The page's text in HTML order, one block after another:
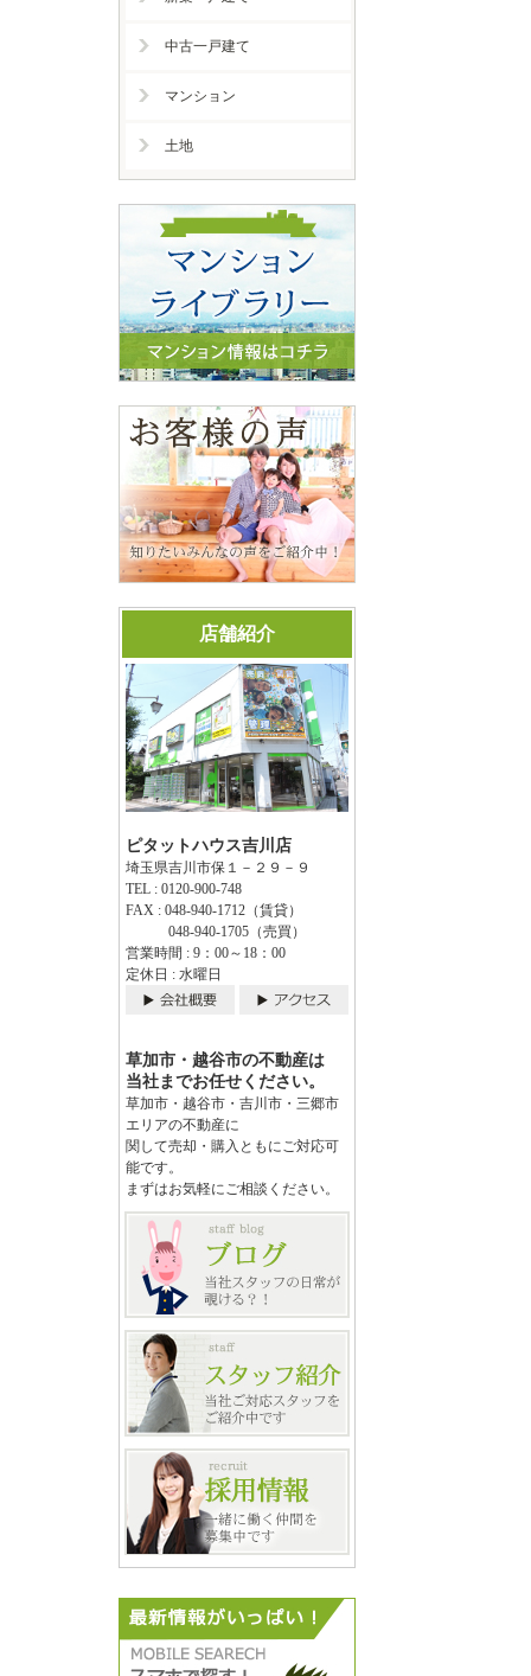
中古一戸建て
マンション
土地
店舗紹介
ピタットハウス吉川店
埼玉県吉川市保１－２９－９
TEL : 0120-900-748
FAX : 048-940-1712（賃貸）
048-940-1705（売買）
営業時間 : 9：00～18：00
定休日 : 水曜日
草加市・越谷市の不動産は
当社までお任せください。
草加市・越谷市・吉川市・三郷市
エリアの不動産に
関して売却・購入ともにご対応可
能です。
まずはお気軽にご相談ください。